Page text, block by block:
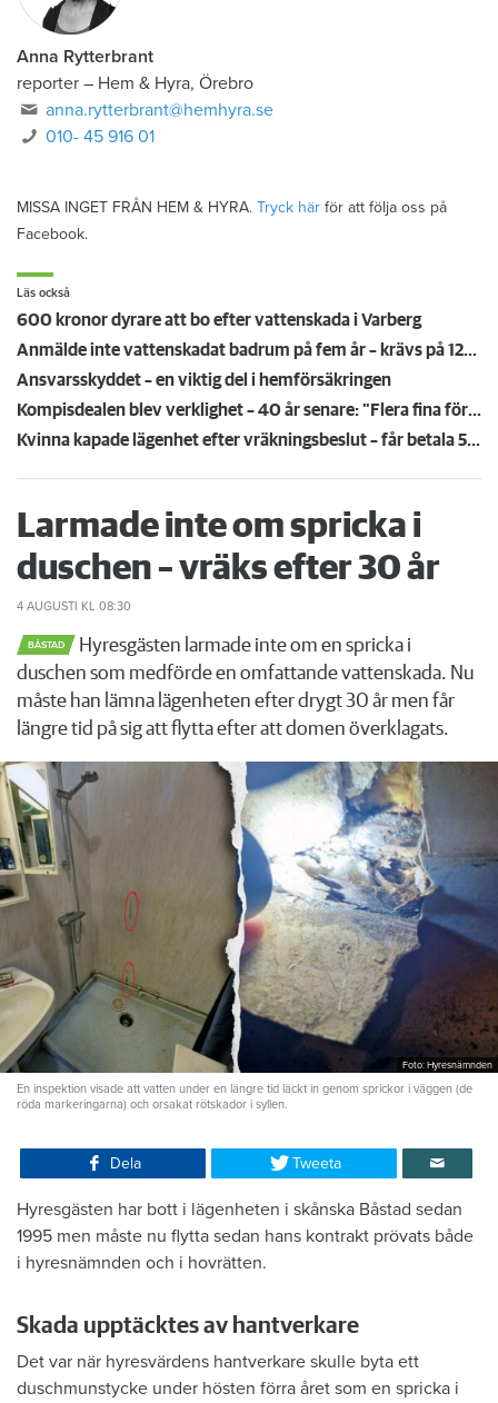
Anna Rytterbrant
reporter – Hem & Hyra, Örebro
anna.rytterbrant@hemhyra.se
010- 45 916 01
MISSA INGET FRÅN HEM & HYRA. Tryck här för att följa oss på
Facebook.
Läs också
600 kronor dyrare att bo efter vattenskada i Varberg
Anmälde inte vattenskadat badrum på fem år – krävs på 125 000 kronor
Ansvarsskyddet – en viktig del i hemförsäkringen
Kompisdealen blev verklighet – 40 år senare: "Flera fina fördelar med att dela bostad"
Kvinna kapade lägenhet efter vräkningsbeslut – får betala 50 000
Larmade inte om spricka i
duschen – vräks efter 30 år
4 AUGUSTI KL 08:30
BÅSTAD
Hyresgästen larmade inte om en spricka i
duschen som medförde en omfattande vattenskada. Nu
måste han lämna lägenheten efter drygt 30 år men får
längre tid på sig att flytta efter att domen överklagats.
Foto: Hyresnämnden
En inspektion visade att vatten under en längre tid läckt in genom sprickor i väggen (de
röda markeringarna) och orsakat rötskador i syllen.
Dela Tweeta
Hyresgästen har bott i lägenheten i skånska Båstad sedan
1995 men måste nu flytta sedan hans kontrakt prövats både
i hyresnämnden och i hovrätten.
Skada upptäcktes av hantverkare
Det var när hyresvärdens hantverkare skulle byta ett
duschmunstycke under hösten förra året som en spricka i